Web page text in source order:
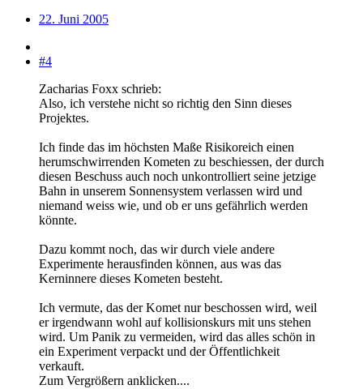
22. Juni 2005
#4
Zacharias Foxx schrieb:
Also, ich verstehe nicht so richtig den Sinn dieses
Projektes.
Ich finde das im höchsten Maße Risikoreich einen
herumschwirrenden Kometen zu beschiessen, der durch
diesen Beschuss auch noch unkontrolliert seine jetzige
Bahn in unserem Sonnensystem verlassen wird und
niemand weiss wie, und ob er uns gefährlich werden
könnte.
Dazu kommt noch, das wir durch viele andere
Experimente herausfinden können, aus was das
Kerninnere dieses Kometen besteht.
Ich vermute, das der Komet nur beschossen wird, weil
er irgendwann wohl auf kollisionskurs mit uns stehen
wird. Um Panik zu vermeiden, wird das alles schön in
ein Experiment verpackt und der Öffentlichkeit
verkauft.
Zum Vergrößern anklicken....